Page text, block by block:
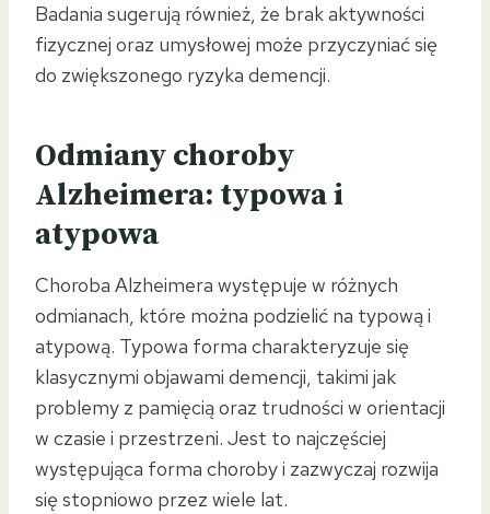
Badania sugerują również, że brak aktywności
fizycznej oraz umysłowej może przyczyniać się
do zwiększonego ryzyka demencji.
Odmiany choroby
Alzheimera: typowa i
atypowa
Choroba Alzheimera występuje w różnych
odmianach, które można podzielić na typową i
atypową. Typowa forma charakteryzuje się
klasycznymi objawami demencji, takimi jak
problemy z pamięcią oraz trudności w orientacji
w czasie i przestrzeni. Jest to najczęściej
występująca forma choroby i zazwyczaj rozwija
się stopniowo przez wiele lat.